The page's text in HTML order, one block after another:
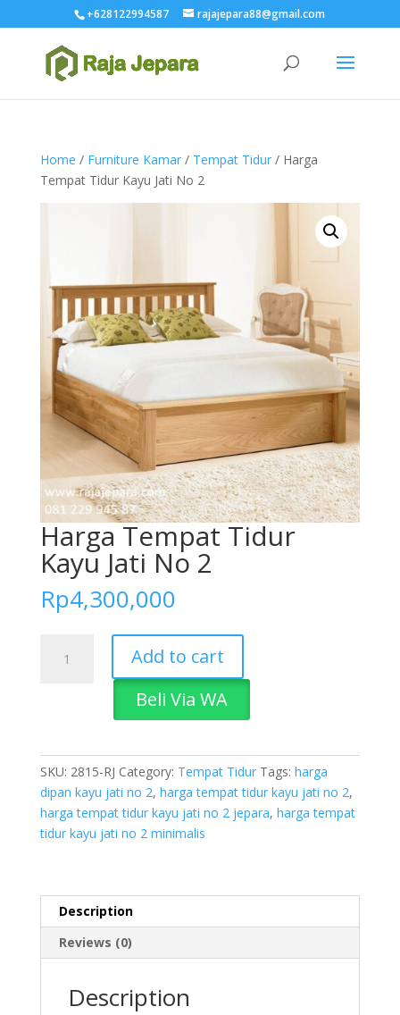
+628122994587 rajajepara88@gmail.com
Home / Furniture Kamar/ Tempat Tidur/ Harga
Tempat Tidur Kayu Jati No 2
Harga Tempat Tidur
Kayu Jati No 2
Rp4,300,000
Tempat
2
quantity
Add to cart
Beli Via WA
SKU: 2815-RJ Category: Tempat Tidur Tags: harga
dipan kayu jati no 2, harga tempat tidur kayu jati no 2,
harga tempat tidur kayu jati no 2 jepara, harga tempat
tidur kayu jati no 2 minimalis
Description
Reviews (0)
Description